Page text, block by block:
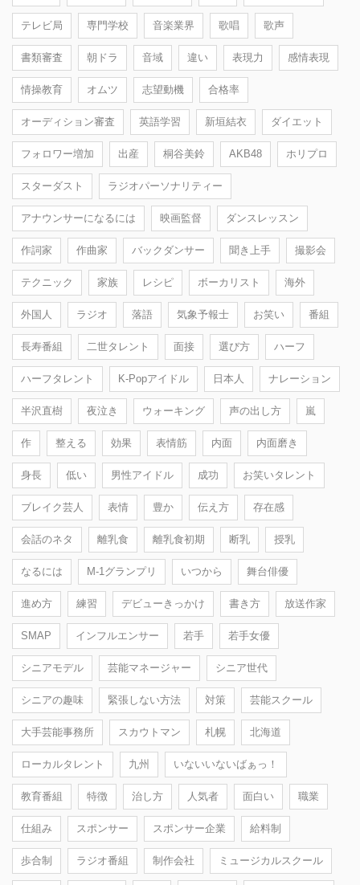
テレビ局 専門学校 音楽業界 歌唱 歌声
書類審査 朝ドラ 音域 違い 表現力 感情表現
情操教育 オムツ 志望動機 合格率
オーディション審査 英語学習 新垣結衣 ダイエット
フォロワー増加 出産 桐谷美鈴 AKB48 ホリプロ
スターダスト ラジオパーソナリティー
アナウンサーになるには 映画監督 ダンスレッスン
作詞家 作曲家 バックダンサー 聞き上手 撮影会
テクニック 家族 レシピ ボーカリスト 海外
外国人 ラジオ 落語 気象予報士 お笑い 番組
長寿番組 二世タレント 面接 選び方 ハーフ
ハーフタレント K-Popアイドル 日本人 ナレーション
半沢直樹 夜泣き ウォーキング 声の出し方 嵐
作 整える 効果 表情筋 内面 内面磨き
身長 低い 男性アイドル 成功 お笑いタレント
ブレイク芸人 表情 豊か 伝え方 存在感
会話のネタ 離乳食 離乳食初期 断乳 授乳
なるには M-1グランプリ いつから 舞台俳優
進め方 練習 デビューきっかけ 書き方 放送作家
SMAP インフルエンサー 若手 若手女優
シニアモデル 芸能マネージャー シニア世代
シニアの趣味 緊張しない方法 対策 芸能スクール
大手芸能事務所 スカウトマン 札幌 北海道
ローカルタレント 九州 いないいないばぁっ！
教育番組 特徴 治し方 人気者 面白い 職業
仕組み スポンサー スポンサー企業 給料制
歩合制 ラジオ番組 制作会社 ミュージカルスクール